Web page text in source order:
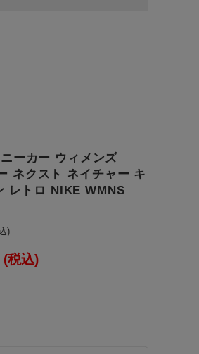
ーカー ウィメンズ
ネクスト ネイチャー キ
レトロ NIKE WMNS
)
(税込)